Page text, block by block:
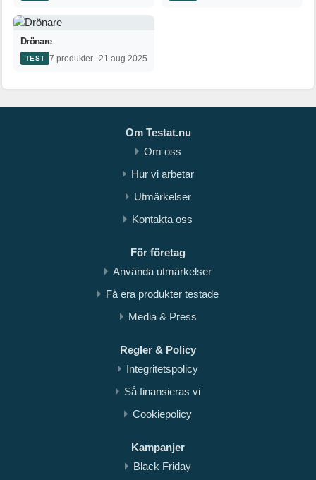
Drönare
TEST 7 produkter 21 aug 2025
Om Testat.nu
Om oss
Hur vi arbetar
Utmärkelser
Kontakta oss
För företag
Använda utmärkelser
Få era produkter testade
Media & Press
Regler & Policy
Integritetspolicy
Så finansieras vi
Cookiepolicy
Kampanjer
Black Friday